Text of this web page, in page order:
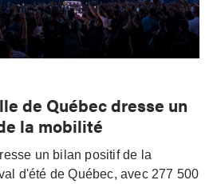
de Québec dresse un
la mobilité
un bilan positif de la
d'été de Québec, avec 277 500